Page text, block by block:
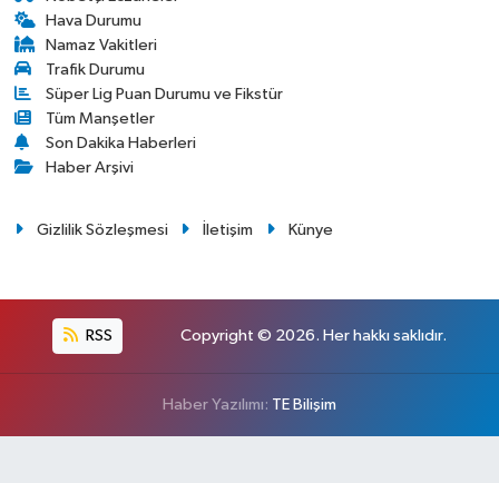
Hava Durumu
Namaz Vakitleri
Trafik Durumu
Süper Lig Puan Durumu ve Fikstür
Tüm Manşetler
Son Dakika Haberleri
Haber Arşivi
Gizlilik Sözleşmesi İletişim Künye
RSS Copyright © 2026. Her hakkı saklıdır.
Haber Yazılımı: TE Bilişim